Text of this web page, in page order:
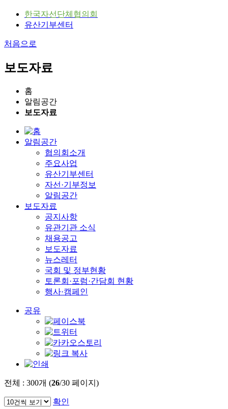
한국자선단체협의회
유산기부센터
처음으로
보도자료
홈
알림공간
보도자료
알림공간
협의회소개
주요사업
유산기부센터
자선·기부정보
알림공간
보도자료
공지사항
유관기관 소식
채용공고
보도자료
뉴스레터
국회 및 정부현황
토론회·포럼·간담회 현황
행사·캠페인
공유
전체 : 300개 (26/30 페이지)
확인